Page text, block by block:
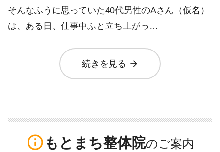
そんなふうに思っていた40代男性のAさん（仮名）
は、ある日、仕事中ふと立ち上がっ…
続きを見る arrow_forward
info_outline もとまち整体院